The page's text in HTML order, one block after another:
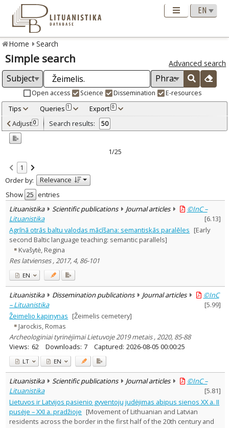
Home Search
Simple search Advanced search
Open access Science Dissemination E-resources
Tips Queries 1 Export 0
Adjusted by criteria 0
Year
Refine
Open access
Scientific publications 46
Dissemination publications
Document Type:
Books & books parts 28
Journal articles
Subject area:
Archaeology
6
Ethnology 16
History 33
Linguistics
Documentation. Iinformation
1
Literary Studies 1
Arts 10
Musicology 1
Sociology 1
Theatrology 1
Theology 2
Text language
Country of publication
Historical periods
Lithuanian place names
Subject
Journal
Adjust 0 Search results: 50
1/25
1
Order by:
Relevance
Show
entries
Lituanistika
Scientific publications Journal articles
©InC –
Lituanistika
[6.13]
Agrīnā otrās baltu valodas mācīšana: semantiskās paralēles [Early
second Baltic language teaching: semantic parallels]
Kvašytė, Regina
Res latvienses , 2017, 4, 86-101
EN
Lituanistika Dissemination publications Journal articles
©InC
– Lituanistika
[5.99]
Žeimelio kapinynas [Žeimelis cemetery]
Jarockis, Romas
Archeologiniai tyrinėjimai Lietuvoje 2019 metais , 2020, 85-88
Views: 62 Downloads: 7 Captured: 2026-08-05 00:00:25
LT EN
Lituanistika Scientific publications Journal articles
©InC –
Lituanistika
[5.81]
Lietuvos ir Latvijos pasienio gyventojų judėjimas abipus sienos XX a. II
pusėje – XXI a. pradžioje [Movement of Lithuanian and Latvian
residents across the border in the first half of the 20th century and